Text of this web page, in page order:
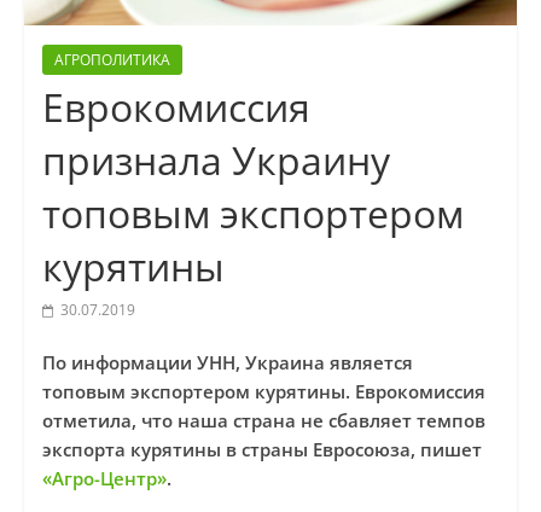
АГРОПОЛИТИКА
Еврокомиссия
признала Украину
топовым экспортером
курятины
30.07.2019
По информации УНН, Украина является
топовым экспортером курятины. Еврокомиссия
отметила, что наша страна не сбавляет темпов
экспорта курятины в страны Евросоюза, пишет
«Агро-Центр».